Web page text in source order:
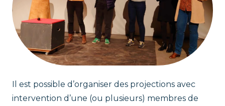
Il est possible d’organiser des projections avec
intervention d’une (ou plusieurs) membres de